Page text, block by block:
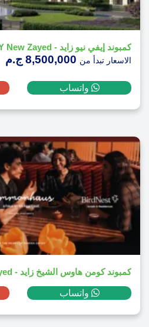
كمبوند إيفي نيو زايد - IVY New Zayed
الاسعار تبدأ من
واتساب
واتساب